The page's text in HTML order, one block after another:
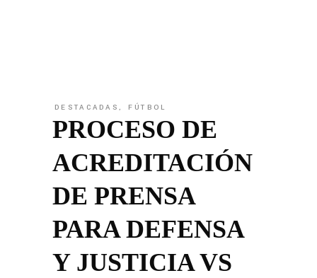
DESTACADAS , FÚTBOL
PROCESO DE
ACREDITACIÓN
DE PRENSA
PARA DEFENSA
Y JUSTICIA VS